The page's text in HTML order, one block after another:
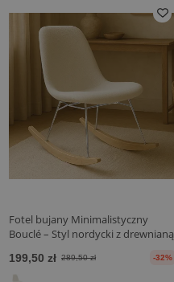
Fotel bujany Minimalistyczny
Bouclé – Styl nordycki z drewnianą
199,50 zł 289,50 zł -32%